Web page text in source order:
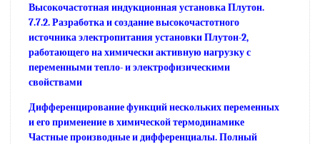
Высокочастотная индукционная установка Плутон.
7.7.2. Разработка и создание высокочастотного
источника электропитания установки Плутон-2,
работающего на химически активную нагрузку с
переменными тепло- и электрофизическими
свойствами
Дифференцирование функций нескольких переменных
и его применение в химической термодинамике
Частные производные и дифференциалы. Полный